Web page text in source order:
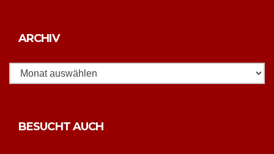
ARCHIV
BESUCHT AUCH